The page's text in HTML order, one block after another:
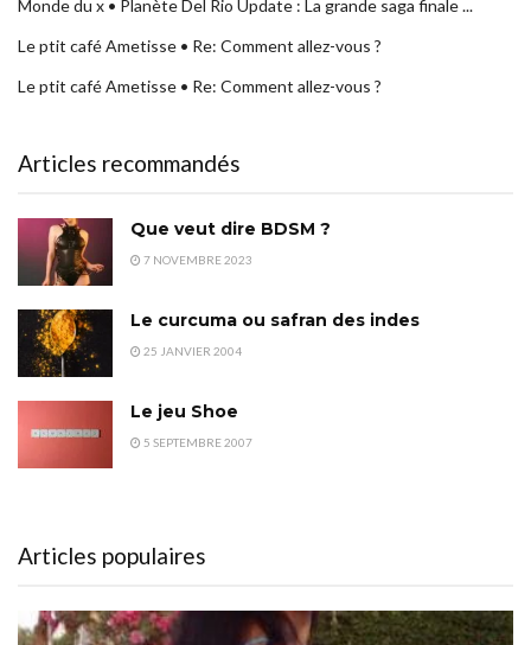
Monde du x • Planète Del Rio Update : La grande saga finale ...
Le ptit café Ametisse • Re: Comment allez-vous ?
Le ptit café Ametisse • Re: Comment allez-vous ?
Articles recommandés
Que veut dire BDSM ?
7 NOVEMBRE 2023
Le curcuma ou safran des indes
25 JANVIER 2004
Le jeu Shoe
5 SEPTEMBRE 2007
Articles populaires